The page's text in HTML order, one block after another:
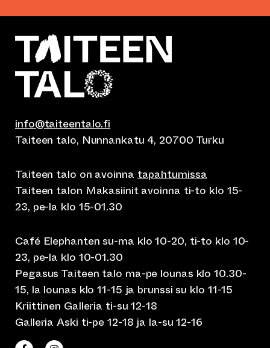
info@taiteentalo.fi
Taiteen talo, Nunnankatu 4, 20700 Turku
Taiteen talo on avoinna tapahtumissa
Taiteen talon Makasiinit avoinna ti-to klo 15-
23, pe-la klo 15-01.30
Café Elephanten su-ma klo 10-20, ti-to klo 10-
23, pe-la klo 10-01.30
Pegasus Taiteen talo ma-pe lounas klo 10.30-
15, la lounas klo 11-15 ja brunssi su klo 11-15
Kriittinen Galleria ti-su 12-18
Galleria Aski ti-pe 12-18 ja la-su 12-16